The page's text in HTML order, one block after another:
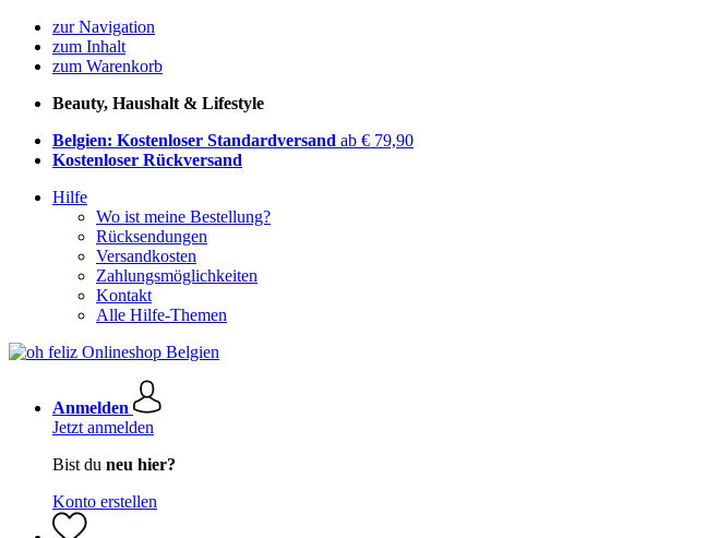
zur Navigation
zum Inhalt
zum Warenkorb
Beauty, Haushalt & Lifestyle
Belgien: Kostenloser Standardversand ab € 79,90
Kostenloser Rückversand
Hilfe
Wo ist meine Bestellung?
Rücksendungen
Versandkosten
Zahlungsmöglichkeiten
Kontakt
Alle Hilfe-Themen
Anmelden
Jetzt anmelden
Bist du neu hier?
Konto erstellen